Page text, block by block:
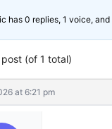
has 0 replies, 1 voice,
(of 1 total)
at 6:21 pm